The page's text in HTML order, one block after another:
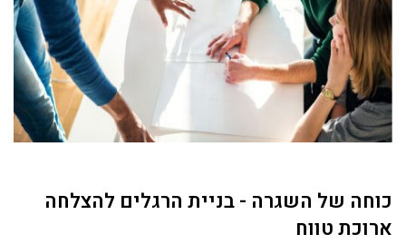
כוחה של השגרה - בניית הרגלים להצלחה
ארוכת טווח